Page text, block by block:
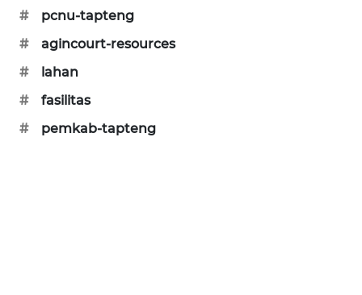
#
pcnu-tapteng
#
agincourt-resources
#
lahan
#
fasilitas
#
pemkab-tapteng
PERAPKI
NEWS
SONYA
ASA